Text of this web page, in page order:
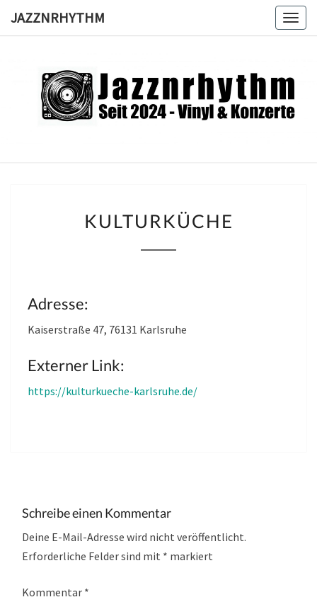
JAZZNRHYTHM
Seit
2024 –
KULTURKÜCHE
Adresse:
Kaiserstraße 47, 76131 Karlsruhe
Externer Link:
https://kulturkueche-karlsruhe.de/
Schreibe einen Kommentar
Deine E-Mail-Adresse wird nicht veröffentlicht.
Erforderliche Felder sind mit * markiert
Kommentar *